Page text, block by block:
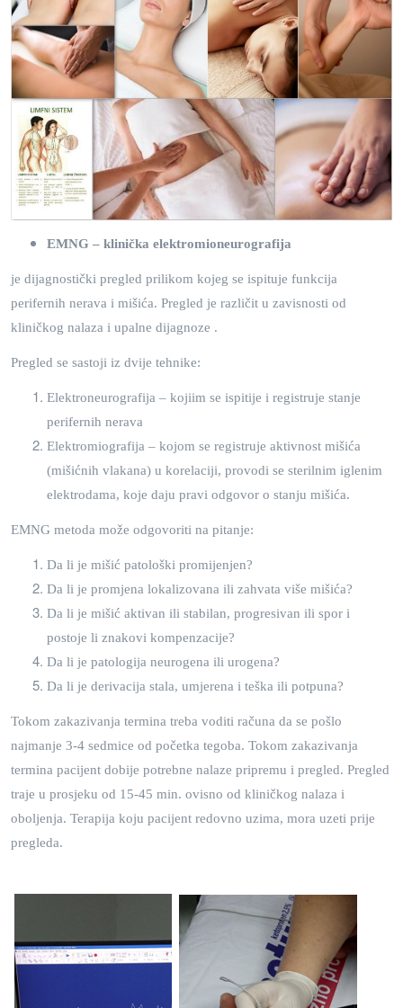
EMNG – klinička elektromioneurografija
je dijagnostički pregled prilikom kojeg se ispituje funkcija
perifernih nerava i mišića. Pregled je različit u zavisnosti od
kliničkog nalaza i upalne dijagnoze .
Pregled se sastoji iz dvije tehnike:
Elektroneurografija – kojiim se ispitije i registruje stanje
perifernih nerava
Elektromiografija – kojom se registruje aktivnost mišića
(mišićnih vlakana) u korelaciji, provodi se sterilnim iglenim
elektrodama, koje daju pravi odgovor o stanju mišića.
EMNG metoda može odgovoriti na pitanje:
Da li je mišić patološki promijenjen?
Da li je promjena lokalizovana ili zahvata više mišića?
Da li je mišić aktivan ili stabilan, progresivan ili spor i
postoje li znakovi kompenzacije?
Da li je patologija neurogena ili urogena?
Da li je derivacija stala, umjerena i teška ili potpuna?
Tokom zakazivanja termina treba voditi računa da se pošlo
najmanje 3-4 sedmice od početka tegoba. Tokom zakazivanja
termina pacijent dobije potrebne nalaze pripremu i pregled. Pregled
traje u prosjeku od 15-45 min. ovisno od kliničkog nalaza i
oboljenja. Terapija koju pacijent redovno uzima, mora uzeti prije
pregleda.